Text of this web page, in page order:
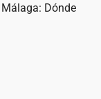
Dónde